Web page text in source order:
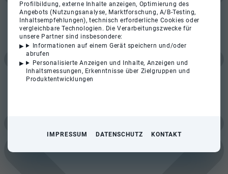
Profilbildung, externe Inhalte anzeigen, Optimierung des
Angebots (Nutzungsanalyse, Marktforschung, A/B-Testing,
Inhaltsempfehlungen), technisch erforderliche Cookies oder
vergleichbare Technologien. Die Verarbeitungszwecke für
unsere Partner sind insbesondere:
Informationen auf einem Gerät speichern und/oder
abrufen
Personalisierte Anzeigen und Inhalte, Anzeigen und
Inhaltsmessungen, Erkenntnisse über Zielgruppen und
Produktentwicklungen
IMPRESSUM DATENSCHUTZ KONTAKT